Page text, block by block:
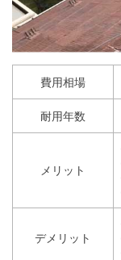
費用相場
耐用年数
メリット
デメリット